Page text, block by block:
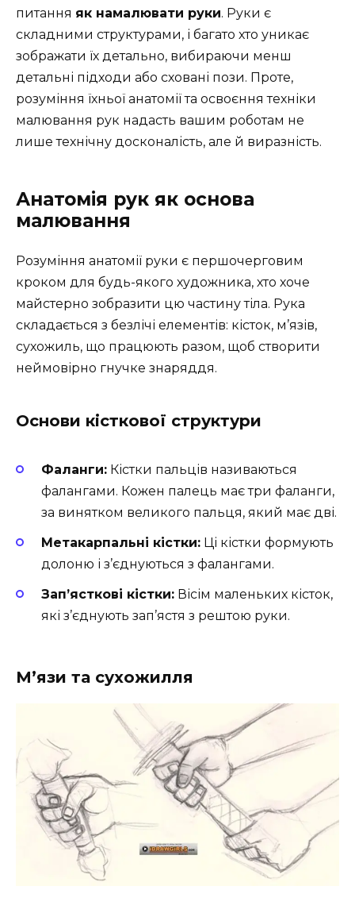
питання як намалювати руки. Руки є
складними структурами, і багато хто уникає
зображати їх детально, вибираючи менш
детальні підходи або сховані пози. Проте,
розуміння їхньої анатомії та освоєння техніки
малювання рук надасть вашим роботам не
лише технічну досконалість, але й виразність.
Анатомія рук як основа
малювання
Розуміння анатомії руки є першочерговим
кроком для будь-якого художника, хто хоче
майстерно зобразити цю частину тіла. Рука
складається з безлічі елементів: кісток, м’язів,
сухожиль, що працюють разом, щоб створити
неймовірно гнучке знаряддя.
Основи кісткової структури
Фаланги: Кістки пальців називаються
фалангами. Кожен палець має три фаланги,
за винятком великого пальця, який має дві.
Метакарпальні кістки: Ці кістки формують
долоню і з’єднуються з фалангами.
Зап’ясткові кістки: Вісім маленьких кісток,
які з’єднують зап’ястя з рештою руки.
М’язи та сухожилля